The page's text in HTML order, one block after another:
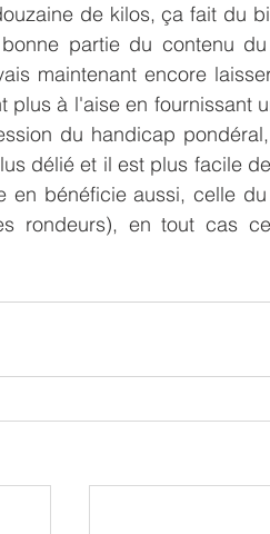
de kilos, ça fait du
partie du contenu
maintenant encore
plus à l'aise en fournissant
du handicap
délié et il est plus facile
en bénéficie aussi, celle
rondeurs), en tout cas